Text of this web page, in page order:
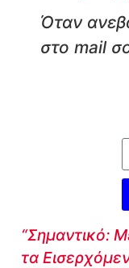
Όταν
στο mail
“Σημαντικό:
τα